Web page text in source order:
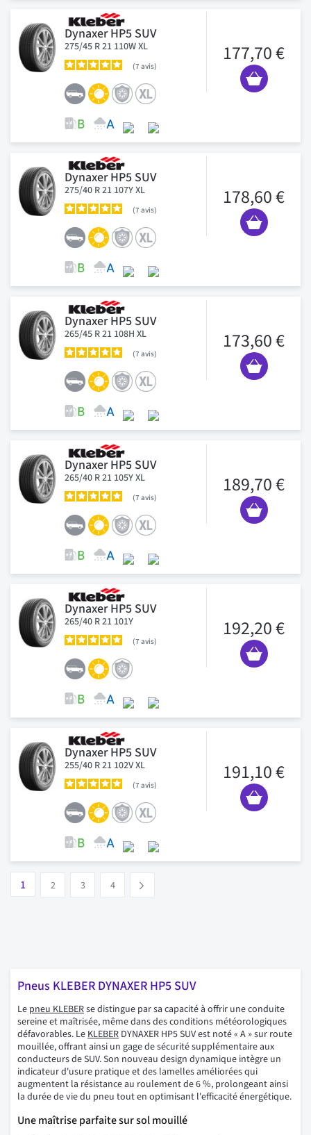
Dynaxer HP5 SUV
275/45 R 21 110W XL
7 avis
177,70 €
Dynaxer HP5 SUV
275/40 R 21 107Y XL
7 avis
178,60 €
Dynaxer HP5 SUV
265/45 R 21 108H XL
7 avis
173,60 €
Dynaxer HP5 SUV
265/40 R 21 105Y XL
7 avis
189,70 €
Dynaxer HP5 SUV
265/40 R 21 101Y
7 avis
192,20 €
Dynaxer HP5 SUV
255/40 R 21 102V XL
7 avis
191,10 €
Vous lisez actuellement la page
1 2 3 4
Pneus KLEBER DYNAXER HP5 SUV
Le pneu KLEBERse distingue par sa capacité à offrir une conduite
sereine et maîtrisée, même dans des conditions météorologiques
défavorables. LeKLEBER DYNAXER HP5 SUV est noté « A » sur route
mouillée, offrant ainsi un gage de sécurité supplémentaire aux
conducteurs de SUV. Son nouveau design dynamique intègre un
indicateur d'usure pratique et des lamelles améliorées qui
augmentent la résistance au roulement de 6 %, prolongeant ainsi
la durée de vie du pneu tout en optimisant l'efficacité énergétique.
Une maîtrise parfaite sur sol mouillé